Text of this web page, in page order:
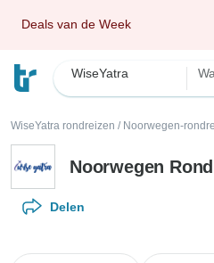
Deals van de Week
WiseYatra
WiseYatra rondreizen / Noorwegen-
Noorwegen
Delen